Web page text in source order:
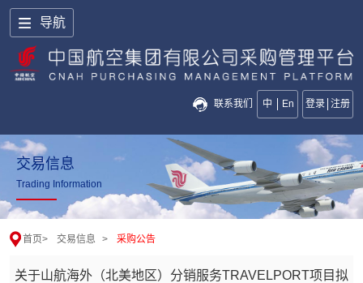
导航
联系我们 中 En 登录 注册
交易信息
Trading Information
首页> 交易信息 > 采购公告
关于山航海外（北美地区）分销服务TRAVELPORT项目拟